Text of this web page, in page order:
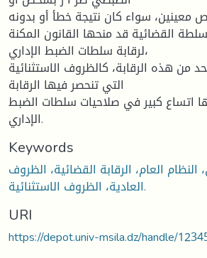
معينين، سواء كان نتيجة خطأ أو بدونه.
القضائية قد منحها القانون المكنة
لرقابة سلطات الضبط الإداري،
من هذه الرقابة، كالظروف الاستثنائية
التي تنحصر فيها الرقابة
اتساع كبير في صلاحيات سلطات الضبط
الإداري.
Keywords
النظام العام، الرقابة القضائية، الظروف
العادية، الظروف الاستثنائية.
URI
https://depot.univ-msila.dz/handle/